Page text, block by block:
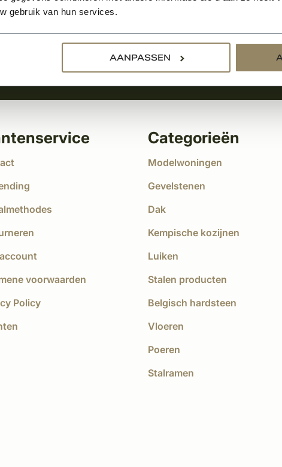
gebruik van hun services.
AANPASSEN
nieuws
voorwaarden
Policy
Categorieën
Modelwoningen
Gevelstenen
Dak
Kempische kozijnen
Luiken
Stalen producten
Belgisch hardsteen
Vloeren
Poeren
Stalramen